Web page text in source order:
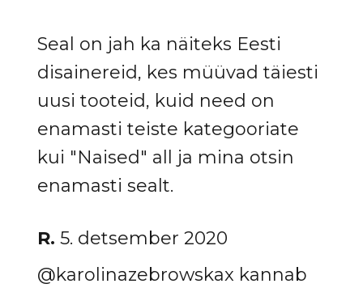
Seal on jah ka näiteks Eesti
disainereid, kes müüvad täiesti
uusi tooteid, kuid need on
enamasti teiste kategooriate
kui "Naised" all ja mina otsin
enamasti sealt.
R. 5. detsember 2020
@karolinazebrowskax kannab